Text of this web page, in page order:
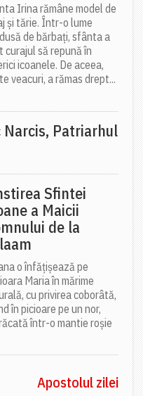
Irina rămâne model de
și tărie. Într-o lume
de bărbați, sfânta a
curajul să repună în
icoanele. De aceea,
veacuri, a rămas drept...
Patriarhul
Sfintei
a Maicii
de la
o înfățișează pe
Maria în mărime
cu privirea coborâtă,
în picioare pe un nor,
într-o mantie roșie
Apostolul zilei